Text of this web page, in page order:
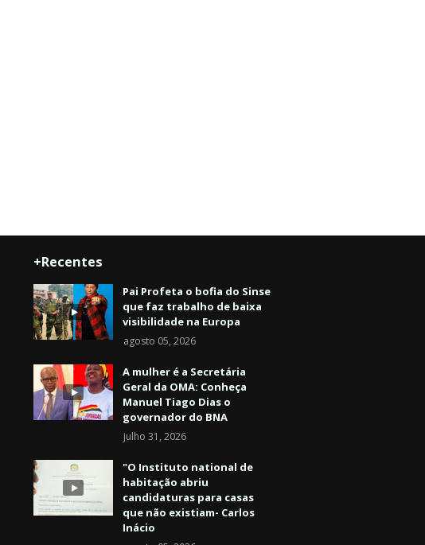
+Recentes
Pai Profeta o bofia do Sinse
que faz trabalho de baixa
visibilidade na Europa
agosto 05, 2026
A mulher é a Secretária
Geral da OMA: Conheça
Manuel Tiago Dias o
governador do BNA
julho 31, 2026
"O Instituto national de
habitação abriu
candidaturas para casas
que não existiam- Carlos
Inácio